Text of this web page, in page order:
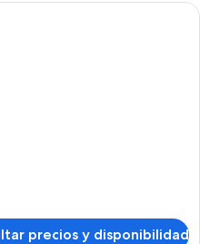
Habitación de hotel moderna con
precios y disponibilidad